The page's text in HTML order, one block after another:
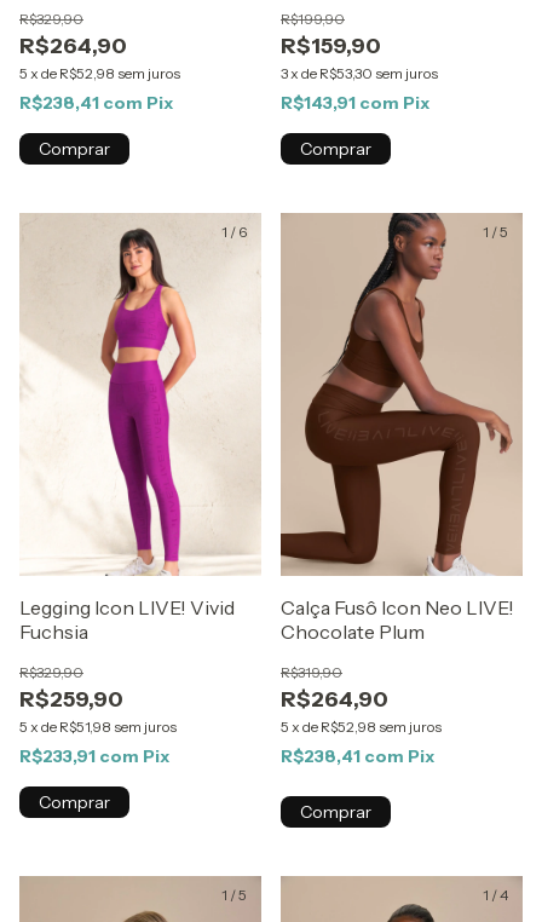
R$264,90
R$329,90
5 x de R$52,98 sem juros
R$238,41 com Pix
Comprar
R$159,90
R$199,90
3x de R$53,30 sem juros
R$143,91 com Pix
Comprar
1 / 6
Legging Icon LIVE! Vivid
Fuchsia
R$259,90
R$329,90
5 x de R$51,98 sem juros
R$233,91 com Pix
Comprar
1 /5
Calça Fusô Icon Neo LIVE!
Chocolate Plum
R$264,90
R$319,90
5 x de R$52,98 sem juros
R$238,41 com Pix
Comprar
1 /5 1 /4